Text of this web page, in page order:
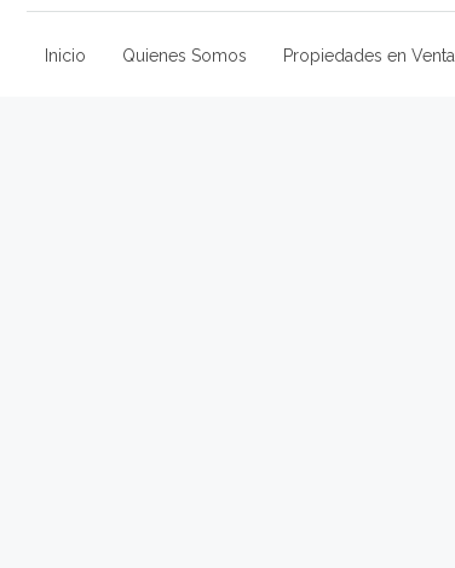
Inicio Quienes Somos Propiedades en Venta